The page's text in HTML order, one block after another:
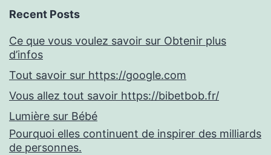
Recent Posts
Ce que vous voulez savoir sur Obtenir plus
d’infos
Tout savoir sur https://google.com
Vous allez tout savoir https://bibetbob.fr/
Lumière sur Bébé
Pourquoi elles continuent de inspirer des milliards
de personnes.